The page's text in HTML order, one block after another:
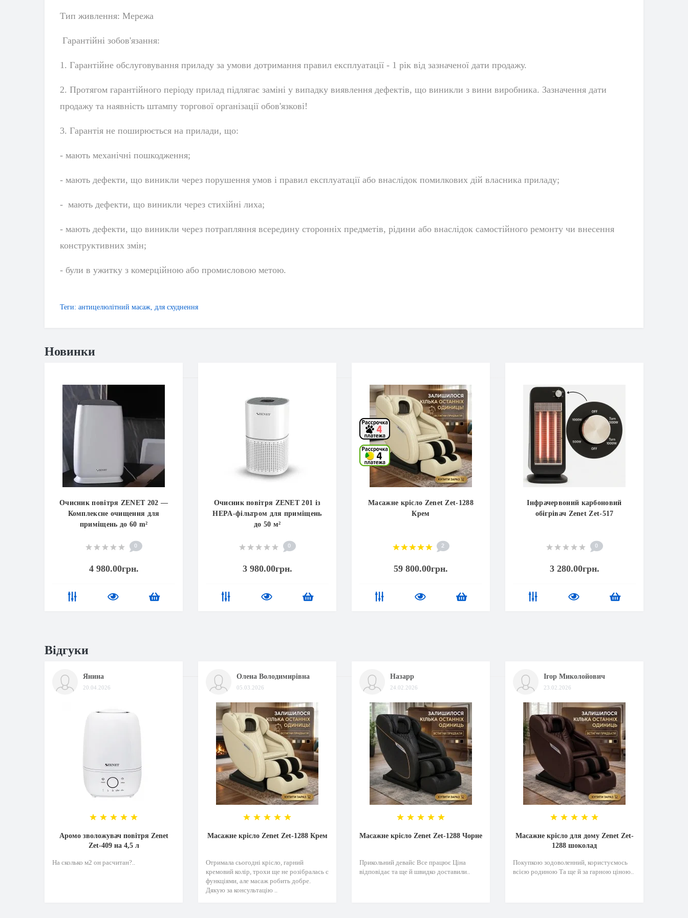
Тип живлення: Мережа
Гарантійні зобов'язання:
1. Гарантійне обслуговування приладу за умови дотримання правил експлуатації - 1 рік від зазначеної дати продажу.
2. Протягом гарантійного періоду прилад підлягає заміні у випадку виявлення дефектів, що виникли з вини виробника. Зазначення дати
продажу та наявність штампу торгової організації обов'язкові!
3. Гарантія не поширюється на прилади, що:
- мають механічні пошкодження;
- мають дефекти, що виникли через порушення умов і правил експлуатації або внаслідок помилкових дій власника приладу;
- мають дефекти, що виникли через стихійні лиха;
- мають дефекти, що виникли через потрапляння всередину сторонніх предметів, рідини або внаслідок самостійного ремонту чи внесення
конструктивних змін;
- були в ужитку з комерційною або промисловою метою.
Теги: антицелюлітний масаж для схуднення
Новинки
Очисник повітря ZENET 202 —
Комплексне очищення для
приміщень до 60 m²
0
4 980.00грн.
Очисник повітря ZENET 201 із
HEPA-фільтром для приміщень
до 50 м²
0
3 980.00грн.
Масажне крісло Zenet Zet-1288
Крем
2
59 800.00грн.
Інфрачервоний карбоновий
обігрівач Zenet Zet-517
0
3 280.00грн.
Відгуки
Янина
20.04.2026
Аромо зволожувач повітря Zenet
Zet-409 на 4,5 л
На сколько м2 он расчитан?..
Олена Володимирівна
05.03.2026
Масажне крісло Zenet Zet-1288 Крем
Отримала сьогодні крісло, гарний
кремовий колір, трохи ще не розібралась с
функціями, але масаж робить добре.
Дякую за консультацію ..
Назарр
24.02.2026
Масажне крісло Zenet Zet-1288 Чорне
Прикольний девайс Все працює Ціна
відповідає та ще й швидко доставили..
Ігор Миколойович
23.02.2026
Масажне крісло для дому Zenet Zet-
1288 шоколад
Покупкою зодоволенний, користуємось
всією родиною Та ще й за гарною ціною..